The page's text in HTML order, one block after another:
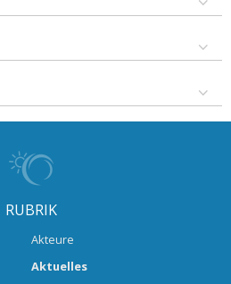
RUBRIK
Akteure
Aktuelles